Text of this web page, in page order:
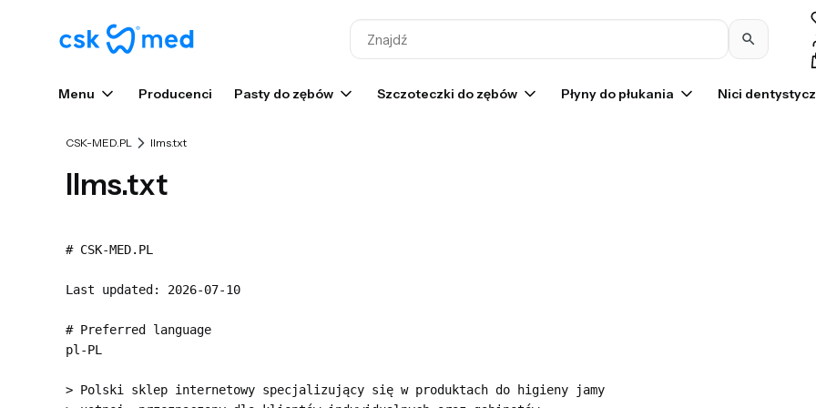
Menu Producenci Pasty do zębów Szczoteczki do zębów Płyny do płukania Nici
CSK-MED.PL llms.txt
llms.txt
# CSK-MED.PL
Last updated: 2026-07-10
# Preferred language
pl-PL
> Polski sklep internetowy specjalizujący się w produktach do higieny jamy